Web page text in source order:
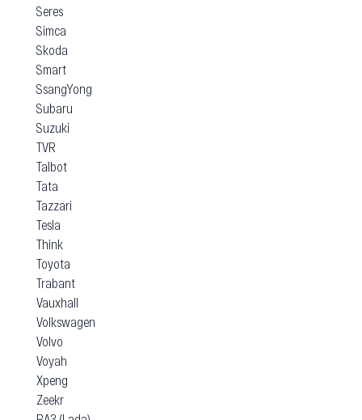
Seres
Simca
Skoda
Smart
SsangYong
Subaru
Suzuki
TVR
Talbot
Tata
Tazzari
Tesla
Think
Toyota
Trabant
Vauxhall
Volkswagen
Volvo
Voyah
Xpeng
Zeekr